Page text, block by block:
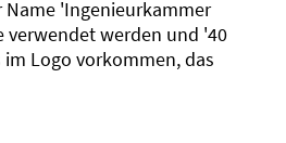
'Ingenieurkammer
verwendet werden und '40
Logo vorkommen, das